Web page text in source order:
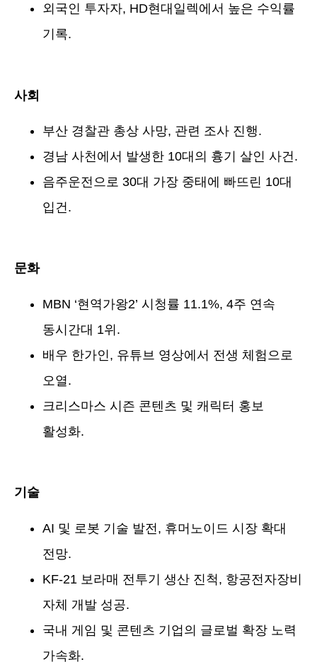
외국인 투자자, HD현대일렉에서 높은 수익률
기록.
사회
부산 경찰관 총상 사망, 관련 조사 진행.
경남 사천에서 발생한 10대의 흉기 살인 사건.
음주운전으로 30대 가장 중태에 빠뜨린 10대
입건.
문화
MBN ‘현역가왕2’ 시청률 11.1%, 4주 연속
동시간대 1위.
배우 한가인, 유튜브 영상에서 전생 체험으로
오열.
크리스마스 시즌 콘텐츠 및 캐릭터 홍보
활성화.
기술
AI 및 로봇 기술 발전, 휴머노이드 시장 확대
전망.
KF-21 보라매 전투기 생산 진척, 항공전자장비
자체 개발 성공.
국내 게임 및 콘텐츠 기업의 글로벌 확장 노력
가속화.